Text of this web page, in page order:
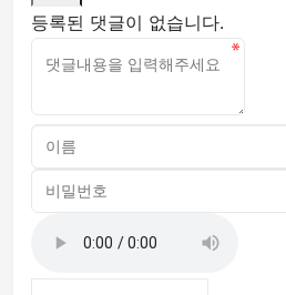
등록된 댓글이 없습니다.